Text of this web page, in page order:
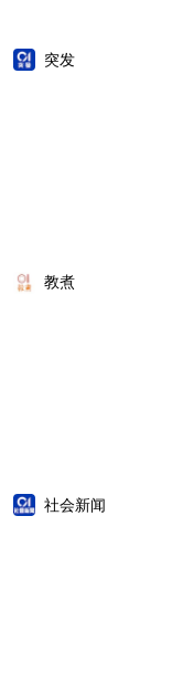
突发
教煮
社会新闻